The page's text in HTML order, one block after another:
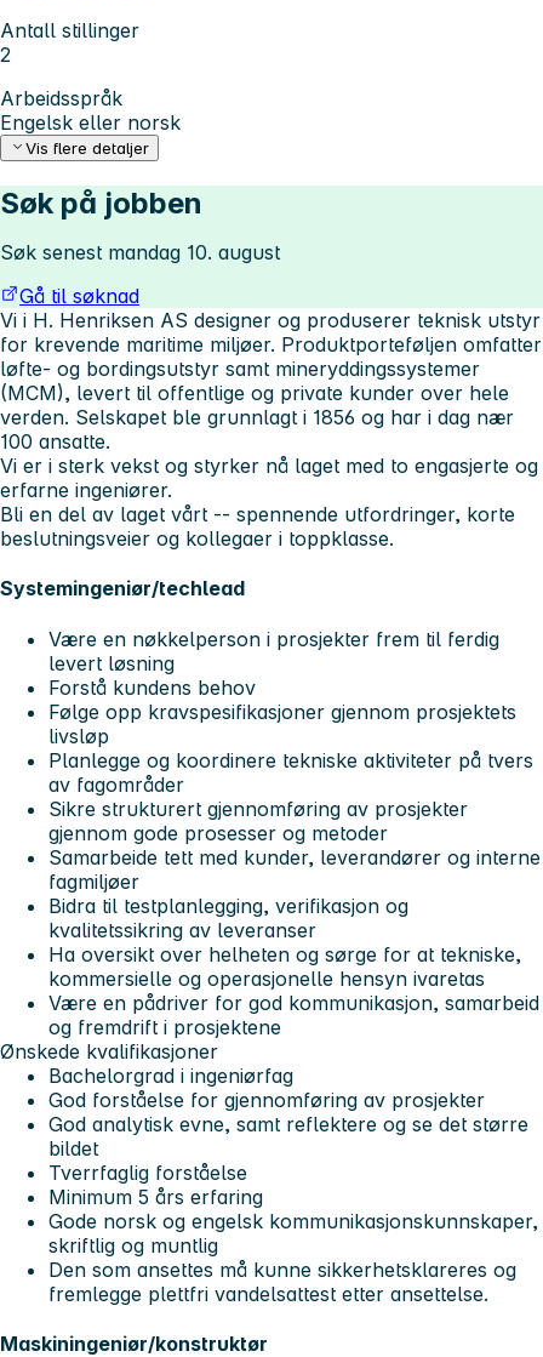
Antall stillinger
2
Arbeidsspråk
Engelsk eller norsk
Vis flere detaljer
Søk på jobben
Søk senest mandag 10. august
Gå til søknad
Vi i H. Henriksen AS designer og produserer teknisk utstyr
for krevende maritime miljøer. Produktporteføljen omfatter
løfte- og bordingsutstyr samt mineryddingssystemer
(MCM), levert til offentlige og private kunder over hele
verden. Selskapet ble grunnlagt i 1856 og har i dag nær
100 ansatte.
Vi er i sterk vekst og styrker nå laget med to engasjerte og
erfarne ingeniører.
Bli en del av laget vårt -- spennende utfordringer, korte
beslutningsveier og kollegaer i toppklasse.
Systemingeniør/techlead
Være en nøkkelperson i prosjekter frem til ferdig
levert løsning
Forstå kundens behov
Følge opp kravspesifikasjoner gjennom prosjektets
livsløp
Planlegge og koordinere tekniske aktiviteter på tvers
av fagområder
Sikre strukturert gjennomføring av prosjekter
gjennom gode prosesser og metoder
Samarbeide tett med kunder, leverandører og interne
fagmiljøer
Bidra til testplanlegging, verifikasjon og
kvalitetssikring av leveranser
Ha oversikt over helheten og sørge for at tekniske,
kommersielle og operasjonelle hensyn ivaretas
Være en pådriver for god kommunikasjon, samarbeid
og fremdrift i prosjektene
Ønskede kvalifikasjoner
Bachelorgrad i ingeniørfag
God forståelse for gjennomføring av prosjekter
God analytisk evne, samt reflektere og se det større
bildet
Tverrfaglig forståelse
Minimum 5 års erfaring
Gode norsk og engelsk kommunikasjonskunnskaper,
skriftlig og muntlig
Den som ansettes må kunne sikkerhetsklareres og
fremlegge plettfri vandelsattest etter ansettelse.
Maskiningeniør/konstruktør